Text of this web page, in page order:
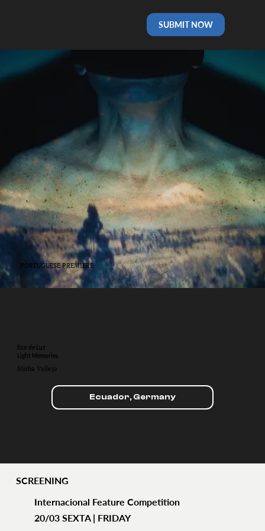
SUBMIT NOW
Eco de Luz
Light Memories
Misha Vallejo
Ecuador, Germany
PORTUGUESE PREMIERE
SCREENING
Internacional Feature Competition
20/03 SEXTA | FRIDAY